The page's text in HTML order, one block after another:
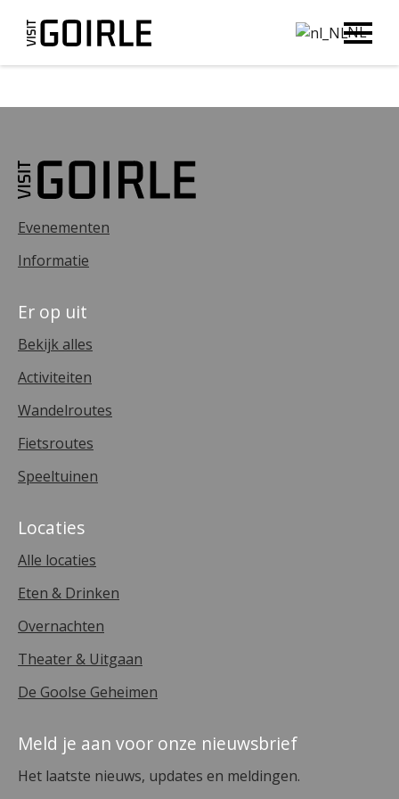
NL
Evenementen
Informatie
Er op uit
Bekijk alles
Activiteiten
Wandelroutes
Fietsroutes
Speeltuinen
Locaties
Alle locaties
Eten & Drinken
Overnachten
Theater & Uitgaan
De Goolse Geheimen
Meld je aan voor onze nieuwsbrief
Het laatste nieuws, updates en meldingen.